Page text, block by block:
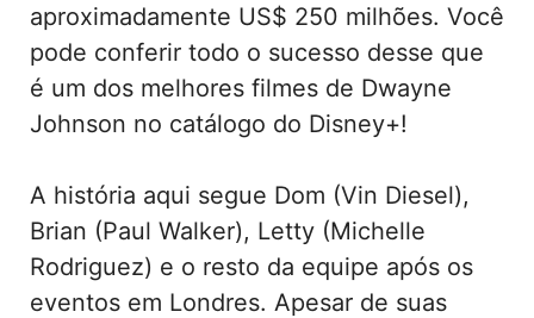
aproximadamente US$ 250 milhões. Você
pode conferir todo o sucesso desse que
é um dos melhores filmes de Dwayne
Johnson no catálogo do Disney+!
A história aqui segue Dom (Vin Diesel),
Brian (Paul Walker), Letty (Michelle
Rodriguez) e o resto da equipe após os
eventos em Londres. Apesar de suas